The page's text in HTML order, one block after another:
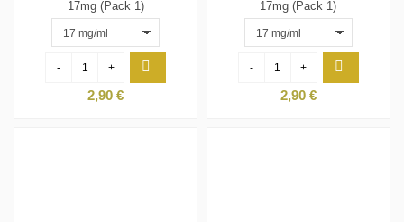
17mg (Pack 1)
- +
2,90 €
17mg (Pack 1)
- +
2,90 €